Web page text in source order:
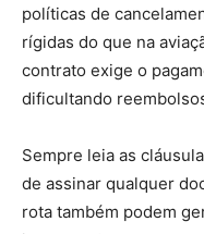
políticas de
rígidas do que na
contrato exige o
dificultando
Sempre leia as
de assinar qualquer
rota também podem